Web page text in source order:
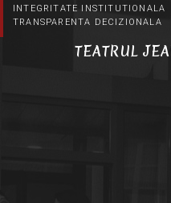
INTEGRITATE INSTITUTIONALA
TRANSPARENTA DECIZIONALA
TEATRUL